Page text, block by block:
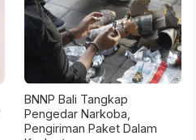
BNNP Bali Tangkap
Pengedar Narkoba,
Pengiriman Paket Dalam